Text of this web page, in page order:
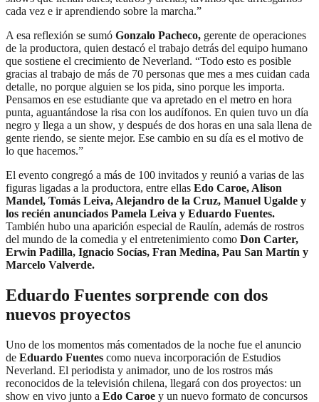
cada vez e ir aprendiendo sobre la marcha.”
A esa reflexión se sumó Gonzalo Pacheco, gerente de operaciones
de la productora, quien destacó el trabajo detrás del equipo humano
que sostiene el crecimiento de Neverland. “Todo esto es posible
gracias al trabajo de más de 70 personas que mes a mes cuidan cada
detalle, no porque alguien se los pida, sino porque les importa.
Pensamos en ese estudiante que va apretado en el metro en hora
punta, aguantándose la risa con los audífonos. En quien tuvo un día
negro y llega a un show, y después de dos horas en una sala llena de
gente riendo, se siente mejor. Ese cambio en su día es el motivo de
lo que hacemos.”
El evento congregó a más de 100 invitados y reunió a varias de las
figuras ligadas a la productora, entre ellas Edo Caroe, Alison
Mandel, Tomás Leiva, Alejandro de la Cruz, Manuel Ugalde y
los recién anunciados Pamela Leiva y Eduardo Fuentes.
También hubo una aparición especial de Raulín, además de rostros
del mundo de la comedia y el entretenimiento como Don Carter,
Erwin Padilla, Ignacio Socías, Fran Medina, Pau San Martín y
Marcelo Valverde.
Eduardo Fuentes sorprende con dos
nuevos proyectos
Uno de los momentos más comentados de la noche fue el anuncio
de Eduardo Fuentes como nueva incorporación de Estudios
Neverland. El periodista y animador, uno de los rostros más
reconocidos de la televisión chilena, llegará con dos proyectos: un
show en vivo junto a Edo Caroe y un nuevo formato de concursos